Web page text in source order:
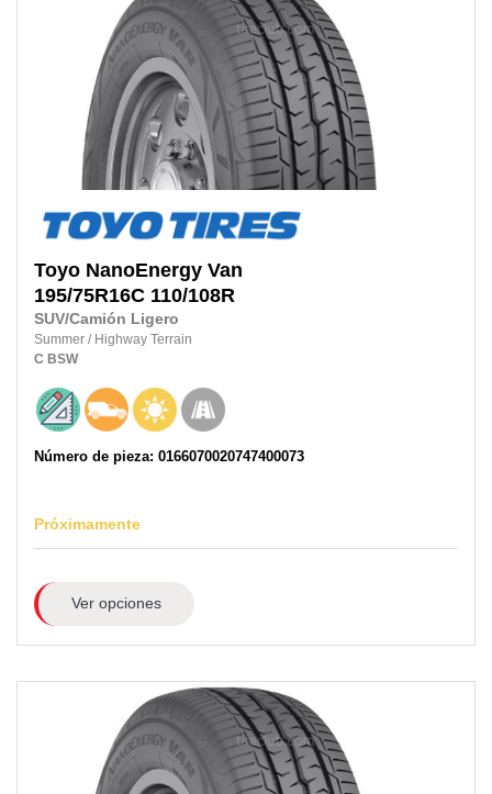
Toyo NanoEnergy Van
195/75R16C 110/108R
SUV/Camión Ligero
Summer / Highway Terrain
C BSW
Número de pieza: 0166070020747400073
Próximamente
Ver opciones